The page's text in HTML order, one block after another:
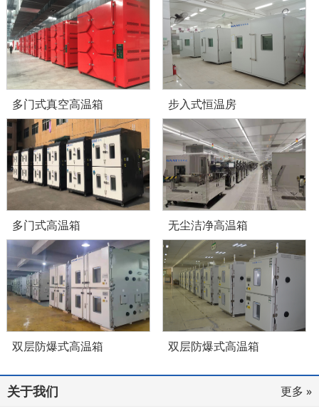
多门式真空高温箱 步入式恒温房
多门式高温箱 无尘洁净高温箱
双层防爆式高温箱 双层防爆式高温箱
关于我们
更多 »